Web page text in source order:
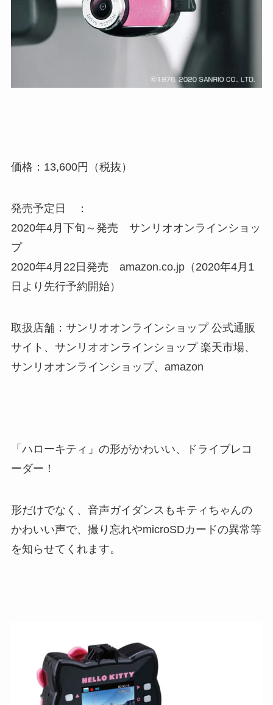
価格：13,600円（税抜）
発売予定日 ：
2020年4月下旬～発売 サンリオオンラインショッ
プ
2020年4月22日発売 amazon.co.jp（2020年4月1
日より先行予約開始）
取扱店舗：サンリオオンラインショップ 公式通販
サイト、サンリオオンラインショップ 楽天市場、
サンリオオンラインショップ、amazon
「ハローキティ」の形がかわいい、ドライブレコ
ーダー！
形だけでなく、音声ガイダンスもキティちゃんの
かわいい声で、撮り忘れやmicroSDカードの異常等
を知らせてくれます。